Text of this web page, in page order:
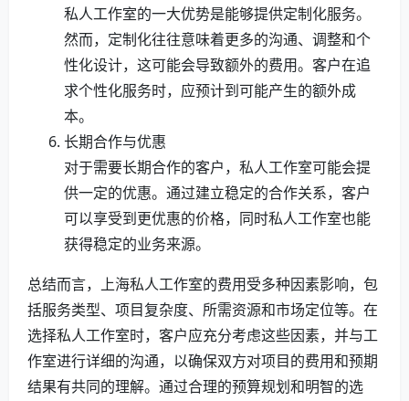
私人工作室的一大优势是能够提供定制化服务。
然而，定制化往往意味着更多的沟通、调整和个
性化设计，这可能会导致额外的费用。客户在追
求个性化服务时，应预计到可能产生的额外成
本。
长期合作与优惠
对于需要长期合作的客户，私人工作室可能会提
供一定的优惠。通过建立稳定的合作关系，客户
可以享受到更优惠的价格，同时私人工作室也能
获得稳定的业务来源。
总结而言，上海私人工作室的费用受多种因素影响，包
括服务类型、项目复杂度、所需资源和市场定位等。在
选择私人工作室时，客户应充分考虑这些因素，并与工
作室进行详细的沟通，以确保双方对项目的费用和预期
结果有共同的理解。通过合理的预算规划和明智的选